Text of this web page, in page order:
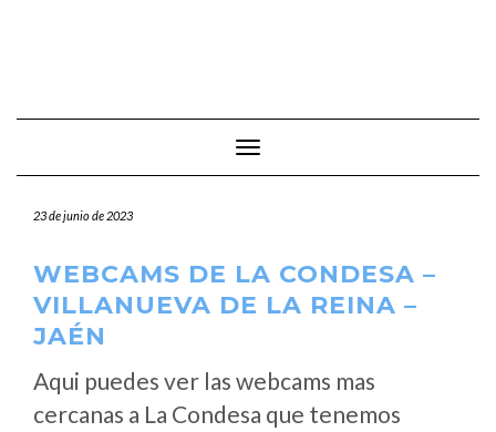
Cambiar modo de navegación
23 de junio de 2023
WEBCAMS DE LA CONDESA –
VILLANUEVA DE LA REINA –
JAÉN
Aqui puedes ver las webcams mas
cercanas a La Condesa que tenemos